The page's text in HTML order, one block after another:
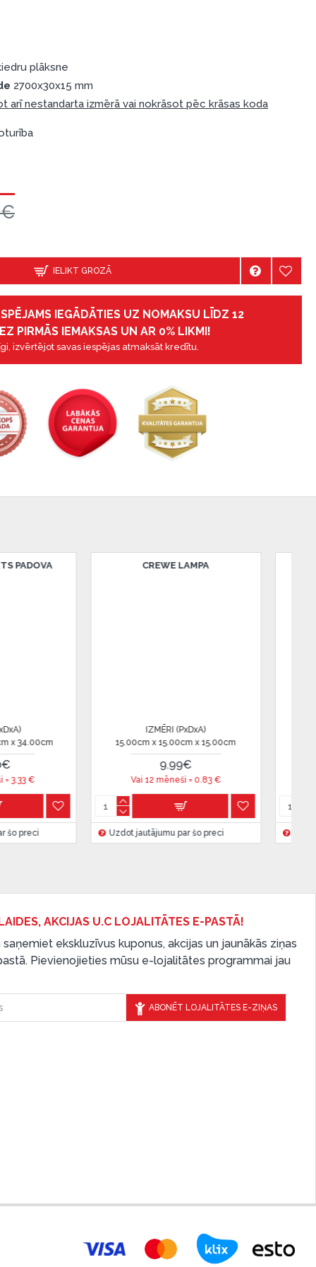
plāksne
2700x30x15 mm
arī nestandarta izmērā vai nokrāsot pēc krāsas koda
IELIKT GROZĀ
IEGĀDĀTIES UZ NOMAKSU LĪDZ 12
PIRMĀS IEMAKSAS UN AR 0% LIKMI!
izvērtējot savas iespējas atmaksāt kredītu.
LED LAMPA
(PxDxA)
13.00cm x 12.00cm
23.99€
mēneši =
par šo preci
DERRY LED LAMPA
IZMĒRI (PxDxA)
20.00cm x 21.00cm x 21.00cm
42.00€
Vai 12 mēneši =
Uzdot jautājumu par šo preci
AKCIJAS U.C LOJALITĀTES E-PASTĀ!
ekskluzīvus kuponus, akcijas un jaunākās ziņas
Pievienojieties mūsu e-lojalitātes programmai jau
ABONĒT LOJALITĀTES E-ZIŅAS